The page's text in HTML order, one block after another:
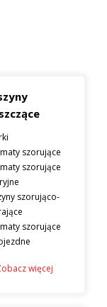
szorujące
szorujące
szorująco-
szorujące
więcej